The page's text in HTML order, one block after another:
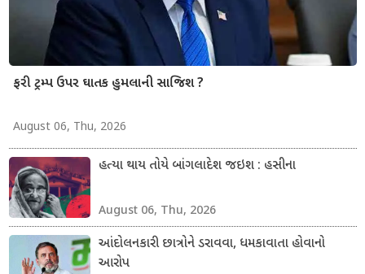
ફરી ટ્રમ્પ ઉપર ઘાતક હુમલાની સાજિશ ?
August 06, Thu, 2026
હત્યા થાય તોયે બાંગલાદેશ જઇશ : હસીના
August 06, Thu, 2026
આંદોલનકારી છાત્રોને ડરાવવા, ધમકાવાતા હોવાનો
આરોપ